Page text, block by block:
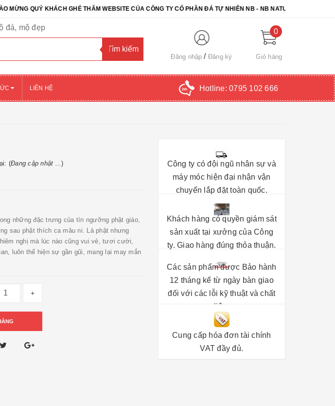
QUÝ KHÁCH GHÉ THĂM WEBSITE CỦA CÔNG TY CỔ PHẦN ĐÁ TỰ NHIÊN NB - NB NATURAL STONE. CHÚC
đá, mộ đẹp
Đăng nhập Đăng ký
0
Giỏ hàng
LIÊN HỆ Hotline: 0795 102 666
(Đang cập nhật ...)
những đặc trưng của tín ngưỡng phật giáo,
sau phật thích ca mâu ni. Là phật nhưng
nghị mà lúc nào cũng vui vẻ, tươi cười,
luôn thể hiện sự gần gũi, mang lại may mắn
+
Công ty có đội ngũ nhân sự và
máy móc hiện đại nhận vận
chuyển lắp đặt toàn quốc.
Khách hàng có quyền giám sát
sản xuất tại xưởng của Công
ty. Giao hàng đúng thỏa thuận.
Các sản phẩm được Bảo hành
12 tháng kể từ ngày bàn giao
đối với các lỗi kỹ thuật và chất
liệu.
Cung cấp hóa đơn tài chính
VAT đầy đủ.